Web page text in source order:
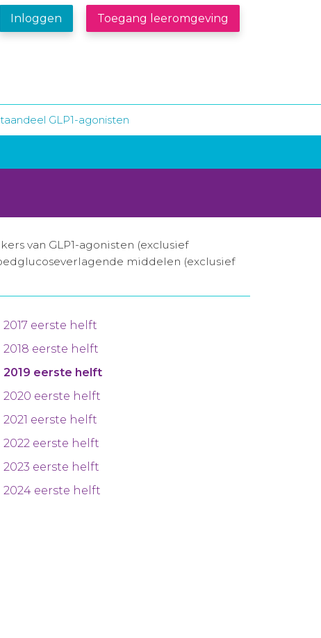
Inloggen Toegang leeromgeving
GLP1-agonisten
van GLP1-agonisten (exclusief
middelen (exclusief
2017 eerste helft
2018 eerste helft
2019 eerste helft
2020 eerste helft
2021 eerste helft
2022 eerste helft
2023 eerste helft
2024 eerste helft